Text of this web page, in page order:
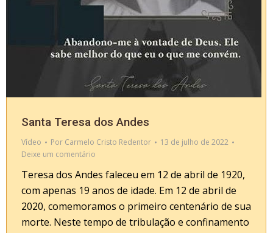
Santa Teresa dos Andes
Vídeo Por Carmelo Cristo Redentor
13 de julho de 2022
Deixe um comentário
Teresa dos Andes faleceu em 12 de abril de 1920,
com apenas 19 anos de idade. Em 12 de abril de
2020, comemoramos o primeiro centenário de sua
morte. Neste tempo de tribulação e confinamento